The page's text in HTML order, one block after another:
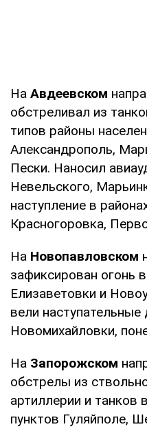
На Авдеевском
обстреливал из
типов районы
Александрополь,
Пески. Наносил
Невельского,
наступление в
Красногоровка,
На Новопавловском
зафиксирован огонь
Елизаветовки и
вели
Новомихайловки,
На Запорожском
обстрелы из
артиллерии и танков
пунктов Гуляйполе,